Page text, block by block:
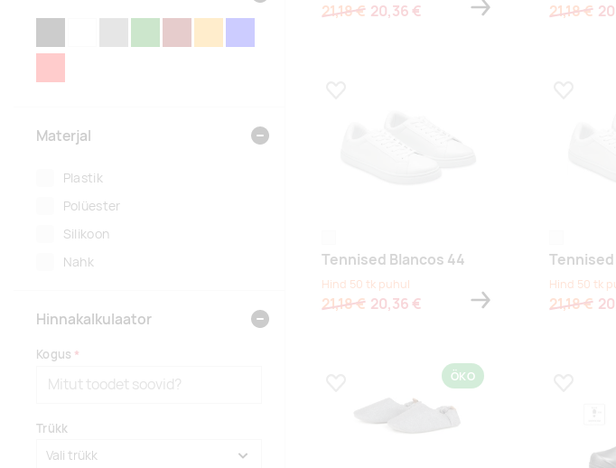
21,18 € 20,36 € 21,18 €
Tennised Blancos 44
Hind 50 tk puhul
21,18 € 20,36 €
Hind 50 tk
21,18 €
ÖKO
Materjal
Plastik
Polüester
Silikoon
Nahk
Hinnakalkulaator
Kogus
Trükk